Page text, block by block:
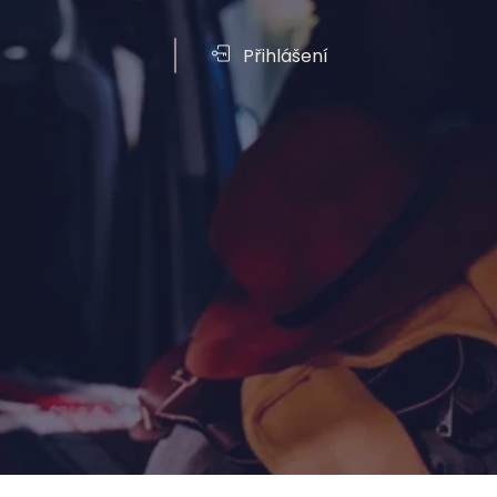
Vouchery Přihlášení